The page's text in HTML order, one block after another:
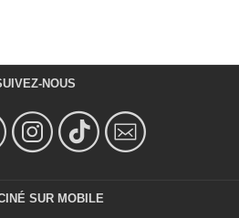
NOUS
SUR MOBILE